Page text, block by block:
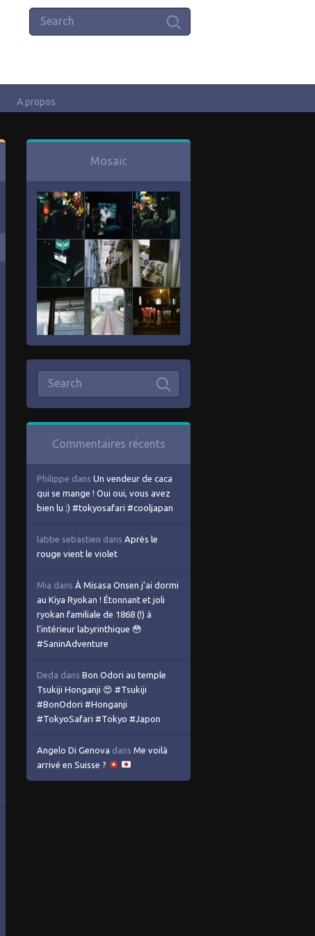
A propos
Mosaïc
Commentaires récents
Philippe dans Un vendeur de caca
qui se mange ! Oui oui, vous avez
bien lu :) #tokyosafari #cooljapan
labbe sebastien dans Après le
rouge vient le violet
Mia dans À Misasa Onsen j’ai dormi
au Kiya Ryokan ! Étonnant et joli
ryokan familiale de 1868 (!) à
l’intérieur labyrinthique 😳
#SaninAdventure
Deda dans Bon Odori au temple
Tsukiji Honganji 😍 #Tsukiji
#BonOdori #Honganji
#TokyoSafari #Tokyo #Japon
Angelo Di Genova dans Me voilà
arrivé en Suisse ?